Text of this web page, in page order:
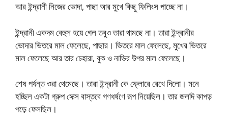
আর ইন্দ্রানী নিজের ভোদা, পাছা আর মুখে কিছু ফিলিংস পাচ্ছে না।
ইন্দ্রানী একদম বেহুস হয়ে গেল তবুও তারা থামছে না। তারা ইন্দ্রানীর
ভোদার ভিতরে মাল ফেলেছে, পাছার। ভিতরে মাল ফেলেছে, মুখের ভিতরে
মাল ফেলেছে আর তার চেহারা, বুক ও নাভির উপর মাল ফেলেছে।
শেষ পর্যন্ত ওরা থেমেছে। তারা ইন্দ্রানী কে ফ্লোরে রেখে দিলো। মনে
হচ্ছিল একটা গ্রুপ সেক্স বাস্তবে গণধর্ষণে রূপ নিয়েছিল। তার জলদি কাপড়
পড়ে ফেলছিল।